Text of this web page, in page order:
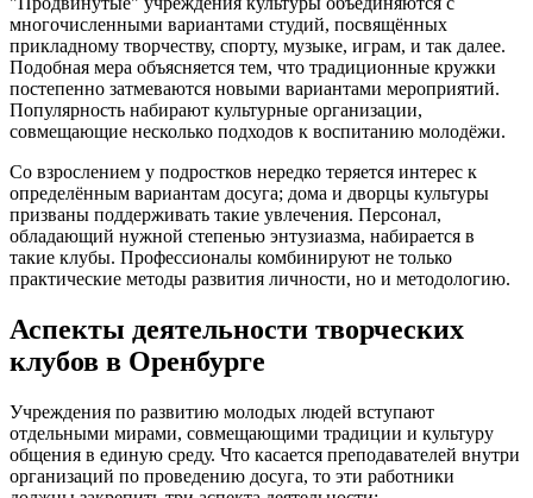
многочисленными вариантами студий, посвящённых
прикладному творчеству, спорту, музыке, играм, и так далее.
Подобная мера объясняется тем, что традиционные кружки
постепенно затмеваются новыми вариантами мероприятий.
Популярность набирают культурные организации,
совмещающие несколько подходов к воспитанию молодёжи.
Со взрослением у подростков нередко теряется интерес к
определённым вариантам досуга; дома и дворцы культуры
призваны поддерживать такие увлечения. Персонал,
обладающий нужной степенью энтузиазма, набирается в
такие клубы. Профессионалы комбинируют не только
практические методы развития личности, но и методологию.
Аспекты деятельности творческих
клубов в Оренбурге
Учреждения по развитию молодых людей вступают
отдельными мирами, совмещающими традиции и культуру
общения в единую среду. Что касается преподавателей внутри
организаций по проведению досуга, то эти работники